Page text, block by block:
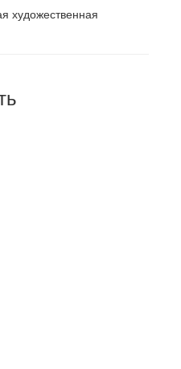
художественная